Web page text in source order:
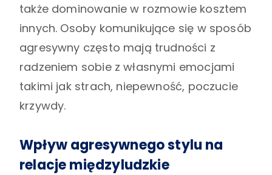
także dominowanie w rozmowie kosztem
innych. Osoby komunikujące się w sposób
agresywny często mają trudności z
radzeniem sobie z własnymi emocjami
takimi jak strach, niepewność, poczucie
krzywdy.
Wpływ agresywnego stylu na
relacje międzyludzkie